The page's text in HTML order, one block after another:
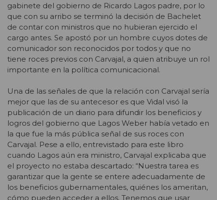
gabinete del gobierno de Ricardo Lagos padre, por lo
que con su arribo se terminó la decisión de Bachelet
de contar con ministros que no hubieran ejercido el
cargo antes. Se apostó por un hombre cuyos dotes de
comunicador son reconocidos por todos y que no
tiene roces previos con Carvajal, a quien atribuye un rol
importante en la política comunicacional.
Una de las señales de que la relación con Carvajal sería
mejor que las de su antecesor es que Vidal visó la
publicación de un diario para difundir los beneficios y
logros del gobierno que Lagos Weber había vetado en
la que fue la más pública señal de sus roces con
Carvajal. Pese a ello, entrevistado para este libro
cuando Lagos aún era ministro, Carvajal explicaba que
el proyecto no estaba descartado: “Nuestra tarea es
garantizar que la gente se entere adecuadamente de
los beneficios gubernamentales, quiénes los ameritan,
cómo pueden acceder a ellos. Tenemos que usar